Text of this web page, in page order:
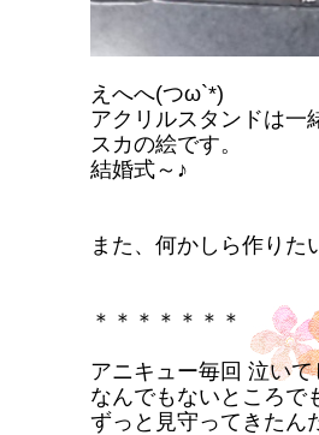
えへへ(つω`*)
アクリルスタンドは一
スカの絵です。
結婚式～♪
また、何かしら作りた
＊＊＊＊＊＊＊
アニキュー毎回 泣い
なんでもないところで
ずっと見守ってきたん